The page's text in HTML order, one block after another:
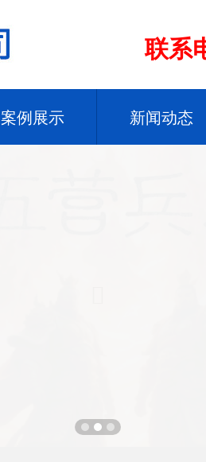
联系
案例展示 新闻动态